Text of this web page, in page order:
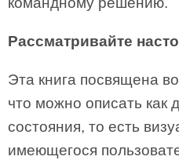
Рассматривайте
Эта книга посвящена
что можно описать как
состояния, то есть
имеющегося